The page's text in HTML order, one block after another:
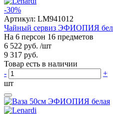
-30%
Артикул: LM941012
Чайный сервиз ЭФИОПИЯ
На 6 персон 16 предметов
6 522 руб. /шт
9 317 руб.
Товар есть в наличии
-
+
шт